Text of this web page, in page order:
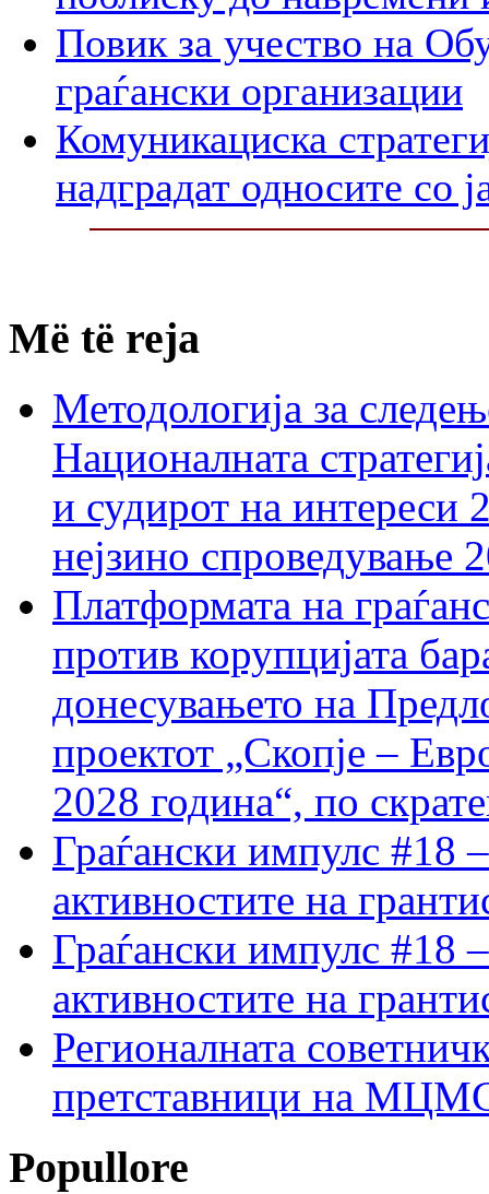
Повик за учество на
граѓански организации
Комуникациска
надградат односите со
Më të reja
Методологија за
Националната
и судирот на интереси
нејзино спроведување
Платформата на
против корупцијата
донесувањето на
проектот „Скопје –
2028 година“, по
Граѓански импулс #18
активностите на
Граѓански импулс #18
активностите на
Регионалната
претставници на МЦМС
Popullore